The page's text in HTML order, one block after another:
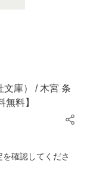
文庫） / 木宮 条
料】
確認してくださ